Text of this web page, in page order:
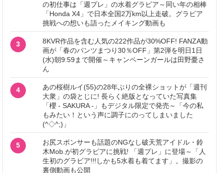
の初仕事は「週プレ」の水着グラビア～同い年の相棒
「Honda X4」で日本全国2万km以上走破。グラビア
挑戦への想いも語ったメイキング動画も
3
8KVR作品を含む人気の222作品が30%OFF! FANZA動
画が「春のパンツまつり30％OFF」第2弾を明日1日
(水)朝9:59まで開催～キャンペーンガールは田野憂さ
ん
4
あの桜樹ルイ(55)の28年ぶりの全裸ショットが「週刊
大衆」の袋とじに! 長らく絶版となっていた写真集
「櫻 - SAKURA -」もデジタル限定で発売～「今の私
もみたい！という声に調子にのってしまいました
(^◇^;)」
5
お尻スポンサーも話題のNGなし破天荒アイドル・鈴
木Mob.が初グラビアに挑戦! 「週プレ」に登場～「人
生初のグラビア!!!しかも5水着も着てます」。撮影の
裏側動画も公開